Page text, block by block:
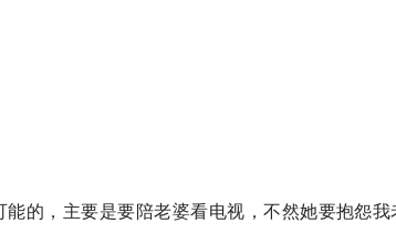
的，主要是要陪老婆看电视，不然她要抱怨我